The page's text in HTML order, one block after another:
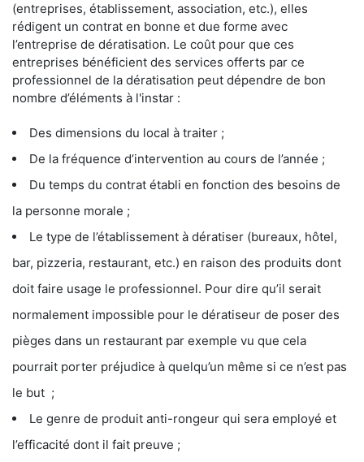
(entreprises, établissement, association, etc.), elles
rédigent un contrat en bonne et due forme avec
l’entreprise de dératisation. Le coût pour que ces
entreprises bénéficient des services offerts par ce
professionnel de la dératisation peut dépendre de bon
nombre d’éléments à l'instar :
Des dimensions du local à traiter ;
De la fréquence d’intervention au cours de l’année ;
Du temps du contrat établi en fonction des besoins de
la personne morale ;
Le type de l’établissement à dératiser (bureaux, hôtel,
bar, pizzeria, restaurant, etc.) en raison des produits dont
doit faire usage le professionnel. Pour dire qu’il serait
normalement impossible pour le dératiseur de poser des
pièges dans un restaurant par exemple vu que cela
pourrait porter préjudice à quelqu’un même si ce n’est pas
le but ;
Le genre de produit anti-rongeur qui sera employé et
l’efficacité dont il fait preuve ;